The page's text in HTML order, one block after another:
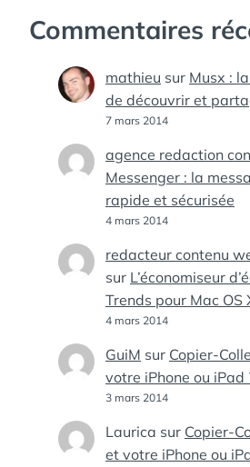
Commentaires
mathieu sur Musx :
de découvrir et
7 mars 2014
agence redaction
Messenger : la
rapide et sécurisée
4 mars 2014
redacteur contenu
sur L’économiseur
Trends pour Mac OS
4 mars 2014
GuiM sur Copier-
votre iPhone ou iPad
3 mars 2014
Laurica sur Copier-
et votre iPhone ou